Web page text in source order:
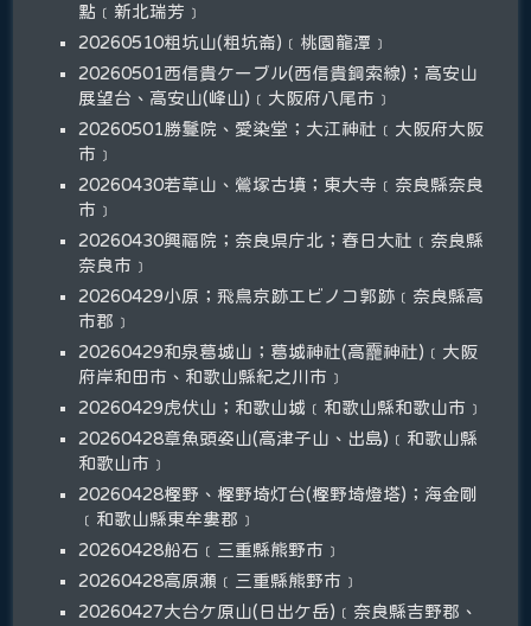
點﹝新北瑞芳﹞
20260510粗坑山(粗坑崙)﹝桃園龍潭﹞
20260501西信貴ケーブル(西信貴鋼索線)；高安山
展望台、高安山(峰山)﹝大阪府八尾市﹞
20260501勝鬘院、愛染堂；大江神社﹝大阪府大阪
市﹞
20260430若草山、鶯塚古墳；東大寺﹝奈良縣奈良
市﹞
20260430興福院；奈良県庁北；春日大社﹝奈良縣
奈良市﹞
20260429小原；飛鳥京跡エビノコ郭跡﹝奈良縣高
市郡﹞
20260429和泉葛城山；葛城神社(高龗神社)﹝大阪
府岸和田市、和歌山縣紀之川市﹞
20260429虎伏山；和歌山城﹝和歌山縣和歌山市﹞
20260428章魚頭姿山(高津子山、出島)﹝和歌山縣
和歌山市﹞
20260428樫野、樫野埼灯台(樫野埼燈塔)；海金剛
﹝和歌山縣東牟婁郡﹞
20260428船石﹝三重縣熊野市﹞
20260428高原瀬﹝三重縣熊野市﹞
20260427大台ケ原山(日出ケ岳)﹝奈良縣吉野郡、